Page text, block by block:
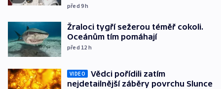
před 9h
Žraloci tygří sežerou téměř cokoli.
Oceánům tím pomáhají
před 12 h
VIDEO
Vědci pořídili zatím
nejdetailnější záběry povrchu Slunce